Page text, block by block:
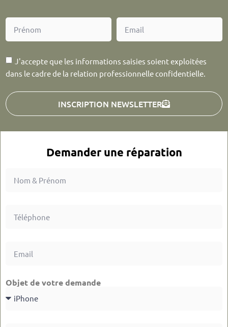
Demander une réparation
Objet de votre demande
J'accepte que les informations saisies soient exploitées
dans le cadre de la relation professionnelle confidentielle.
INSCRIPTION NEWSLETTER